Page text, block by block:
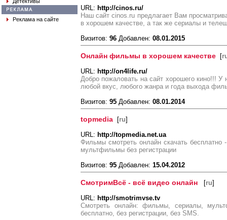
Реклама на сайте
URL: http://cinos.ru/
Наш сайт cinos.ru предлагает Вам
в хорошем качестве, а так же сериалы и
Визитов: 96 Добавлен: 08.01.2015
Онлайн фильмы в хорошем качестве [
URL: http://on4life.ru/
Добро пожаловать на сайт хорошего кино!!!
любой вкус, любого жанра и года выхода
Визитов: 95 Добавлен: 08.01.2014
topmedia [ru]
URL: http://topmedia.net.ua
Фильмы смотреть онлайн скачать
мультфильмы без регистрации
Визитов: 95 Добавлен: 15.04.2012
СмотримВсё - всё видео онлайн [ru]
URL: http://smotrimvse.tv
Смотреть онлайн: фильмы, сериалы,
бесплатно, без регистрации, без SMS.